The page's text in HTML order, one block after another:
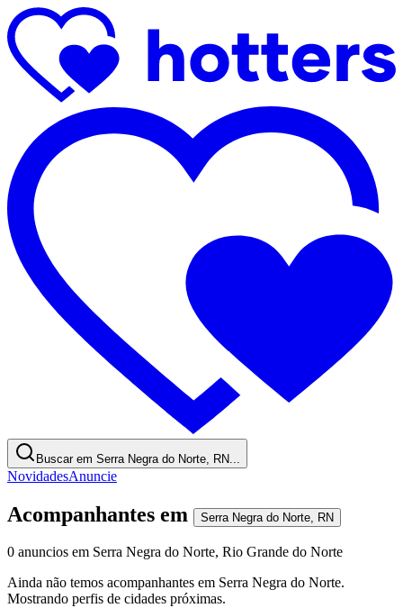
Buscar em Serra Negra do Norte, RN...
NovidadesAnuncie
Acompanhantes em Serra Negra do Norte RN
0 anuncios em Serra Negra do Norte, Rio Grande do Norte
Ainda não temos acompanhantes em Serra Negra do Norte.
Mostrando perfis de cidades próximas.